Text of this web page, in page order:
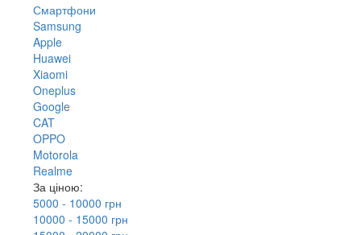
Смартфони
Samsung
Apple
Huawei
Xiaomi
Oneplus
Google
CAT
OPPO
Motorola
Realme
За ціною:
5000 - 10000 грн
10000 - 15000 грн